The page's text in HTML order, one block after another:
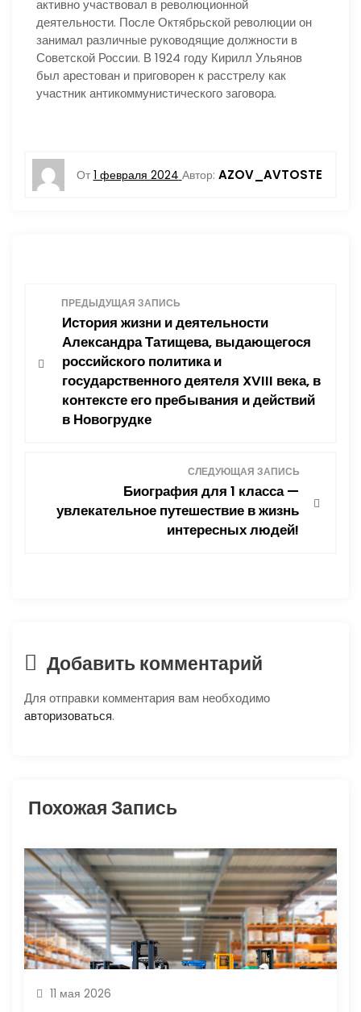
активно участвовал в революционной
деятельности. После Октябрьской революции он
занимал различные руководящие должности в
Советской России. В 1924 году Кирилл Ульянов
был арестован и приговорен к расстрелу как
участник антикоммунистического заговора.
От 1 февраля 2024 Автор: AZOV_AVTOSTE
о
з
и
с
я
м
ПРЕДЫДУЩАЯ ЗАПИСЬ
История жизни и деятельности
Александра Татищева, выдающегося
российского политика и
государственного деятеля XVIII века, в
контексте его пребывания и действий
в Новогрудке
СЛЕДУЮЩАЯ ЗАПИСЬ
Биография для 1 класса —
увлекательное путешествие в жизнь
интересных людей!
Добавить комментарий
Для отправки комментария вам необходимо
авторизоваться.
Похожая Запись
11 мая 2026